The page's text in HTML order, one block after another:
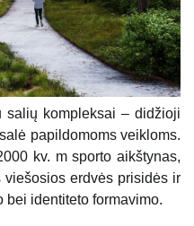
salių kompleksai – didžioji
papildomoms veikloms.
kv. m sporto aikštynas,
erdvės prisidės ir
bei identiteto formavimo.